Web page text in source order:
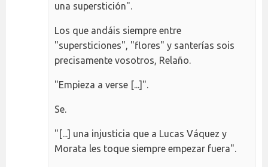
una superstición".
Los que andáis siempre entre
"supersticiones", "flores" y santerías sois
precisamente vosotros, Relaño.
"Empieza a verse [...]".
Se.
"[...] una injusticia que a Lucas Váquez y
Morata les toque siempre empezar fuera".